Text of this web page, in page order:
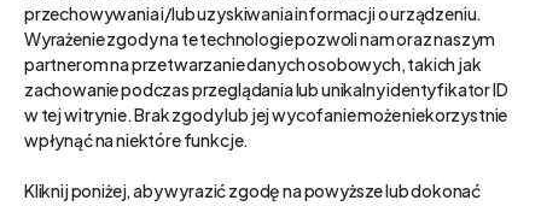
przechowywania i/lub uzyskiwania informacji o urządzeniu.
Wyrażenie zgody na te technologie pozwoli nam oraz naszym
partnerom na przetwarzanie danych osobowych, takich jak
zachowanie podczas przeglądania lub unikalny identyfikator ID
w tej witrynie. Brak zgody lub jej wycofanie może niekorzystnie
wpłynąć na niektóre funkcje.
Kliknij poniżej, aby wyrazić zgodę na powyższe lub dokonać